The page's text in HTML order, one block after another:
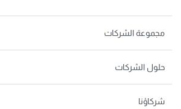
مجموعة الشركات
حلول الشركات
شركاؤنا